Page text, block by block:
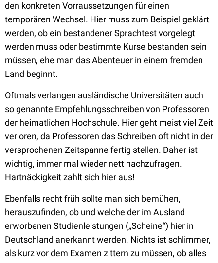
den konkreten Vorraussetzungen für einen
temporären Wechsel. Hier muss zum Beispiel geklärt
werden, ob ein bestandener Sprachtest vorgelegt
werden muss oder bestimmte Kurse bestanden sein
müssen, ehe man das Abenteuer in einem fremden
Land beginnt.
Oftmals verlangen ausländische Universitäten auch
so genannte Empfehlungsschreiben von Professoren
der heimatlichen Hochschule. Hier geht meist viel Zeit
verloren, da Professoren das Schreiben oft nicht in der
versprochenen Zeitspanne fertig stellen. Daher ist
wichtig, immer mal wieder nett nachzufragen.
Hartnäckigkeit zahlt sich hier aus!
Ebenfalls recht früh sollte man sich bemühen,
herauszufinden, ob und welche der im Ausland
erworbenen Studienleistungen („Scheine“) hier in
Deutschland anerkannt werden. Nichts ist schlimmer,
als kurz vor dem Examen zittern zu müssen, ob alles